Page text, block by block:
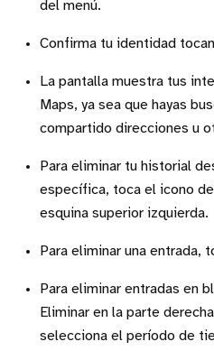
del menú.
Confirma tu identidad
La pantalla muestra tus
Maps, ya sea que hayas
compartido direcciones u
Para eliminar tu historial
específica, toca el icono
esquina superior izquierda.
Para eliminar una entrada,
Para eliminar entradas en
Eliminar en la parte
selecciona el período de